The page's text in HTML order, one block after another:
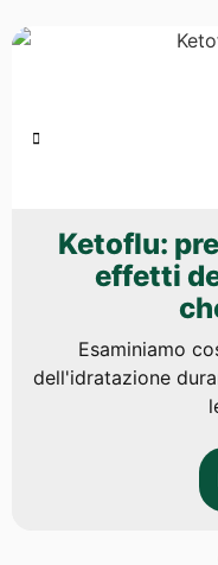
Ketoflu:
effetti
Esaminiamo
dell'idratazione